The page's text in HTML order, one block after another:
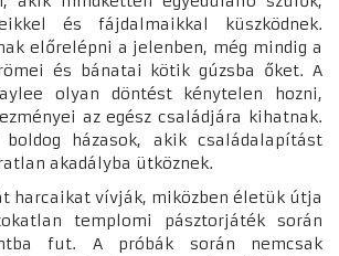
és fájdalmaikkal küszködnek.
előrelépni a jelenben, még mindig a
és bánatai kötik gúzsba őket. A
olyan döntést kénytelen hozni,
az egész családjára kihatnak.
házasok, akik családalapítást
akadályba ütköznek.
harcaikat vívják, miközben életük útja
templomi pásztorjáték során
fut. A próbák során nemcsak